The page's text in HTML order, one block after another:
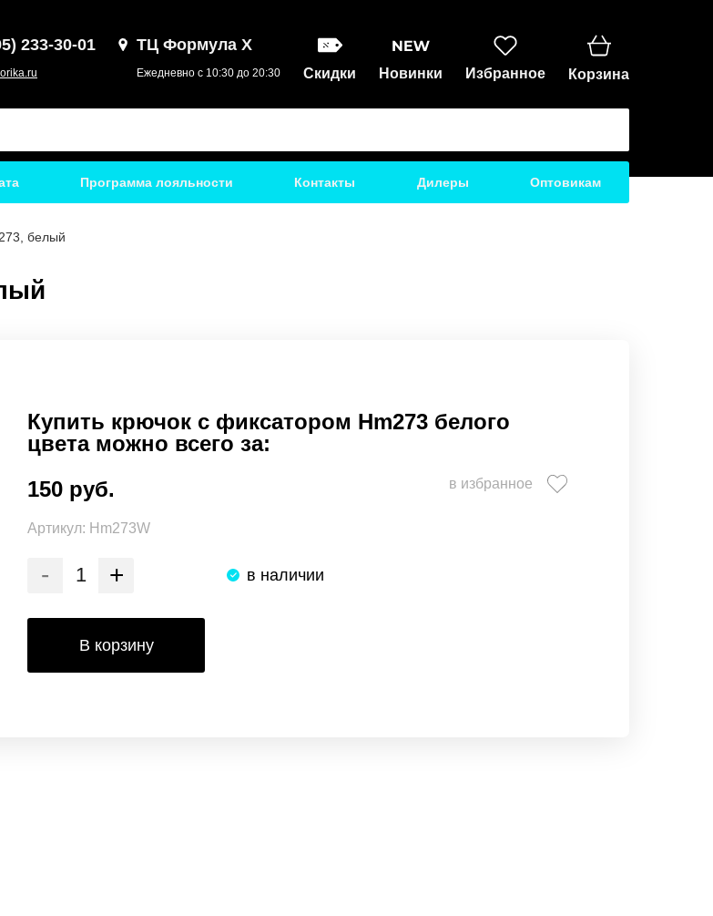
233-30-01 ТЦ Формула Х
Ежедневно с 10:30 до 20:30 Скидки Новинки Избранное Корзина
Программа лояльности Контакты Дилеры Оптовикам
белый
Купить крючок с фиксатором Hm273 белого
цвета можно всего за:
150 руб.
в избранное
Артикул: Hm273W
- + в наличии
В корзину